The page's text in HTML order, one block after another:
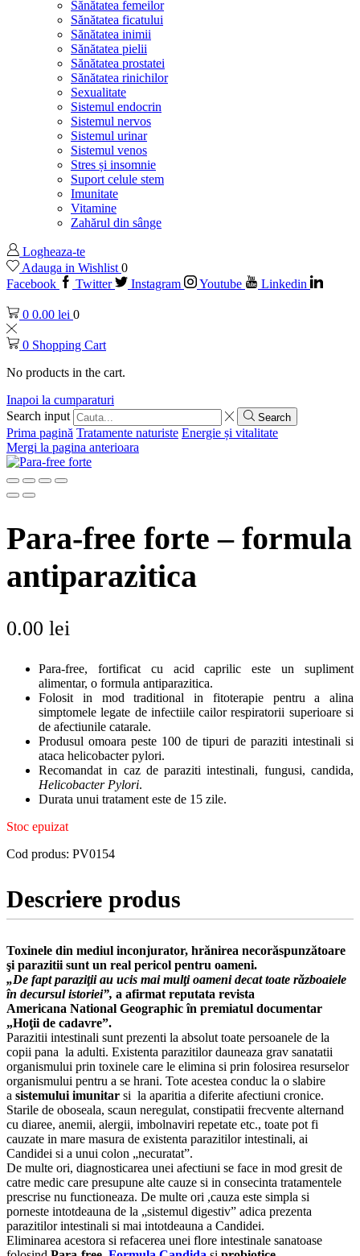
Sănătatea femeilor
Sănătatea ficatului
Sănătatea inimii
Sănătatea pielii
Sănătatea prostatei
Sănătatea rinichilor
Sexualitate
Sistemul endocrin
Sistemul nervos
Sistemul urinar
Sistemul venos
Stres și insomnie
Suport celule stem
Imunitate
Vitamine
Zahărul din sânge
Logheaza-te
Adauga in Wishlist 0
Facebook
Twitter Instagram Youtube Linkedin
0 0.00 lei 0
0 Shopping Cart
No products in the cart.
Inapoi la cumparaturi
Search input
Search
Prima pagină Tratamente naturiste Energie și vitalitate
Mergi la pagina anterioara
Para-free forte – formula
antiparazitica
0.00 lei
Para-free, fortificat cu acid caprilic este un supliment
alimentar, o formula antiparazitica.
Folosit in mod traditional in fitoterapie pentru a alina
simptomele legate de infectiile cailor respiratorii superioare si
de afectiunile catarale.
Produsul omoara peste 100 de tipuri de paraziti intestinali si
ataca helicobacter pylori.
Recomandat in caz de paraziti intestinali, fungusi, candida,
Helicobacter Pylori.
Durata unui tratament este de 15 zile.
Stoc epuizat
Cod produs: PV0154
Descriere produs
Toxinele din mediul inconjurator, hrănirea necorăspunzătoare
şi parazitii sunt un real pericol pentru oameni.
„De fapt paraziţii au ucis mai mulţi oameni decat toate războaiele
în decursul istoriei”, a afirmat reputata revista
Americana National Geographic în premiatul documentar
„Hoţii de cadavre”.
Parazitii intestinali sunt prezenti la absolut toate persoanele de la
copii pana la adulti. Existenta parazitilor dauneaza grav sanatatii
organismului prin toxinele care le elimina si prin folosirea resurselor
organismului pentru a se hrani. Tote acestea conduc la o slabire
a sistemului imunitar si la aparitia a diferite afectiuni cronice.
Starile de oboseala, scaun neregulat, constipatii frecvente alternand
cu diaree, anemii, alergii, imbolnaviri repetate etc., toate pot fi
cauzate in mare masura de existenta parazitilor intestinali, ai
Candidei si a unui colon „necuratat”.
De multe ori, diagnosticarea unei afectiuni se face in mod gresit de
catre medic care presupune alte cauze si in consecinta tratamentele
prescrise nu functioneaza. De multe ori ,cauza este simpla si
porneste intotdeauna de la „sistemul digestiv” adica prezenta
parazitilor intestinali si mai intotdeauna a Candidei.
Eliminarea acestora si refacerea unei flore intestinale sanatoase